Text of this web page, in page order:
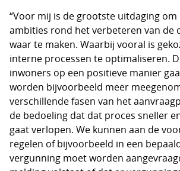
“Voor mij is de grootste uitdaging om
ambities rond het verbeteren van de
waar te maken. Waarbij vooral is
interne processen te optimaliseren.
inwoners op een positieve manier
worden bijvoorbeeld meer
verschillende fasen van het
de bedoeling dat dat proces sneller
gaat verlopen. We kunnen aan de
regelen of bijvoorbeeld in een
vergunning moet worden